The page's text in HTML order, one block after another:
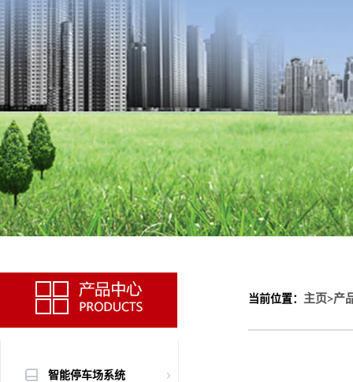
智能停车场系统
当前位置： 主页>产